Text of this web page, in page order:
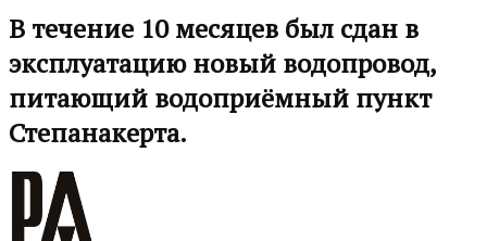
В течение 10 месяцев был сдан в
эксплуатацию новый водопровод,
питающий водоприёмный пункт
Степанакерта.